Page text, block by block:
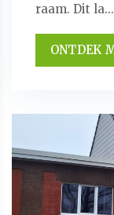
raam. Dit la...
ONTDEK